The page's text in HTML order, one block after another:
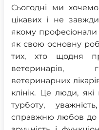
Сьогодні ми
цікавих і не
якому
як свою основну
тих, хто щодня
ветеринарів,
ветеринарних
клінік. Це люди,
турботу,
справжню любов до